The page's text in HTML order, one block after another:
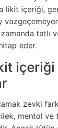
likit içeriği,
tatlı
eder.
zevki
mentol ve